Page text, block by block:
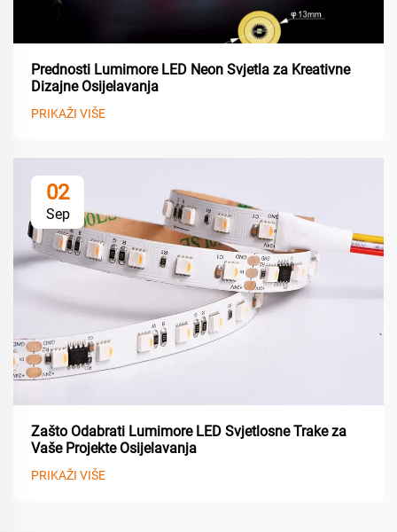
Prednosti Lumimore LED Neon Svjetla za Kreativne
Dizajne Osijelavanja
PRIKAŽI VIŠE
02
Sep
Zašto Odabrati Lumimore LED Svjetlosne Trake za
Vaše Projekte Osijelavanja
PRIKAŽI VIŠE